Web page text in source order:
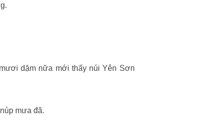
dặm nữa mới thấy núi Yên Sơn
mưa đã.